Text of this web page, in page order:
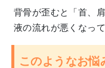
背骨が歪むと「首、
液の流れが悪くなっ
このようなお悩